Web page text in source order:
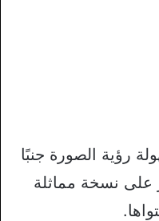
رؤية الصورة جنبًا
على نسخة مماثلة